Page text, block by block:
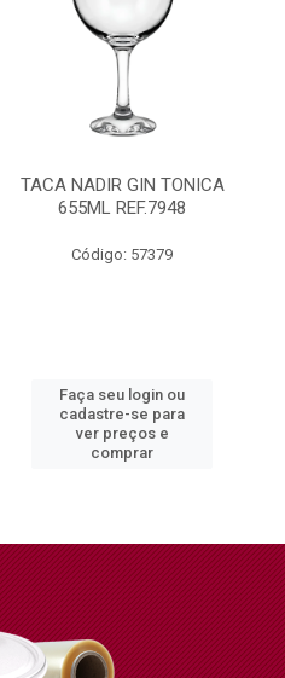
TACA NADIR GIN TONICA
655ML REF.7948
Código: 57379
Faça seu login ou
cadastre-se para
ver preços e
comprar